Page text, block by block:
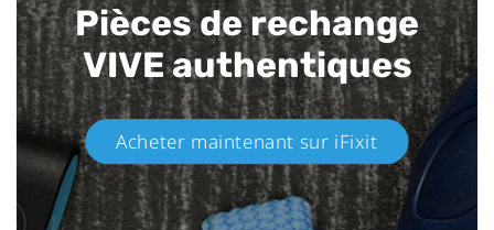
Pièces de rechange
VIVE authentiques​
Acheter maintenant sur iFixit​